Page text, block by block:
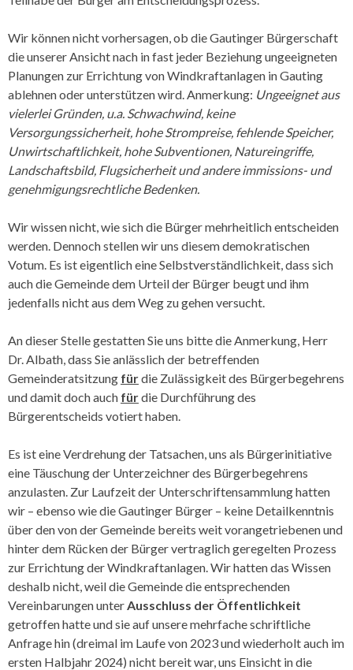
Wir können nicht vorhersagen, ob die Gautinger Bürgerschaft
die unserer Ansicht nach in fast jeder Beziehung ungeeigneten
Planungen zur Errichtung von Windkraftanlagen in Gauting
ablehnen oder unterstützen wird. Anmerkung: Ungeeignet aus
vielerlei Gründen, u.a. Schwachwind, keine
Versorgungssicherheit, hohe Strompreise, fehlende Speicher,
Unwirtschaftlichkeit, hohe Subventionen, Natureingriffe,
Landschaftsbild, Flugsicherheit und andere immissions- und
genehmigungsrechtliche Bedenken.
Wir wissen nicht, wie sich die Bürger mehrheitlich entscheiden
werden. Dennoch stellen wir uns diesem demokratischen
Votum. Es ist eigentlich eine Selbstverständlich­keit, dass sich
auch die Gemeinde dem Urteil der Bürger beugt und ihm
jedenfalls nicht aus dem Weg zu gehen versucht.
An dieser Stelle gestatten Sie uns bitte die Anmerkung, Herr
Dr. Albath, dass Sie anlässlich der betreffenden
Gemeinderatsitzung fürdie Zulässigkeit des Bürgerbegehrens
und damit doch auch fürdie Durchführung des
Bürgerentscheids votiert haben.
Es ist eine Verdrehung der Tatsachen, uns als Bürgerinitiative
eine Täuschung der Unterzeichner des Bürgerbegehrens
anzulasten. Zur Laufzeit der Unterschriftensammlung hatten
wir – ebenso wie die Gautinger Bürger – keine Detailkenntnis
über den von der Gemeinde bereits weit vorangetriebenen und
hinter dem Rücken der Bürger vertraglich geregelten Prozess
zur Errichtung der Windkraft­anlagen. Wir hatten das Wissen
deshalb nicht, weil die Gemeinde die entsprechenden
Vereinbarungen unter Ausschluss der Öffentlichkeit
getroffen hatte und sie auf unsere mehrfache schriftliche
Anfrage hin (dreimal im Laufe von 2023 und wiederholt auch im
ersten Halbjahr 2024) nicht bereit war, uns Einsicht in die